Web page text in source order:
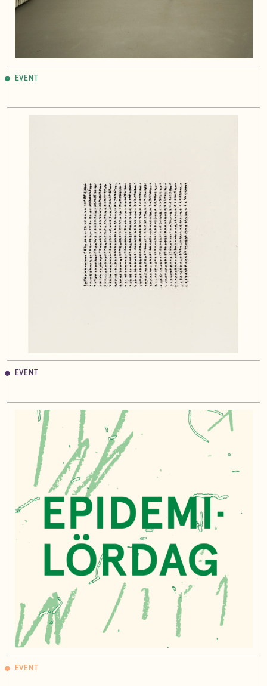
EVENT
EVENT
EVENT